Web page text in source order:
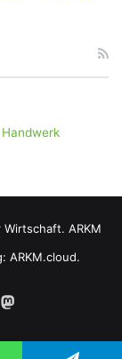
Wirtschaft. ARKM
ARKM.cloud.